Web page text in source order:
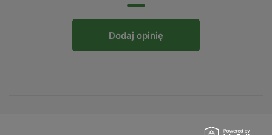
Dodaj opinię